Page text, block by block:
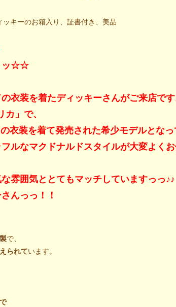
キーのお箱入り、証書付き、美品
ッ☆☆
衣装を着たディッキーさんがご来店です
」で、
衣装を着て発売された希少モデルとなっ
ルなマクドナルドスタイルが大変よく
雰囲気ととてもマッチしていますっっ♪♪
んっっ！！
で、
られています。